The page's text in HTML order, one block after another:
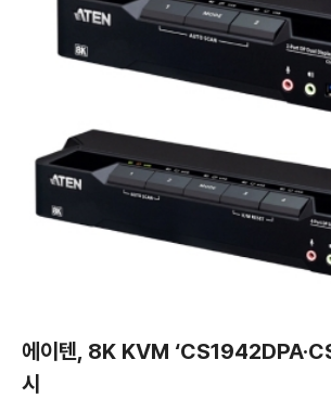
에이텐, 8K KVM
시